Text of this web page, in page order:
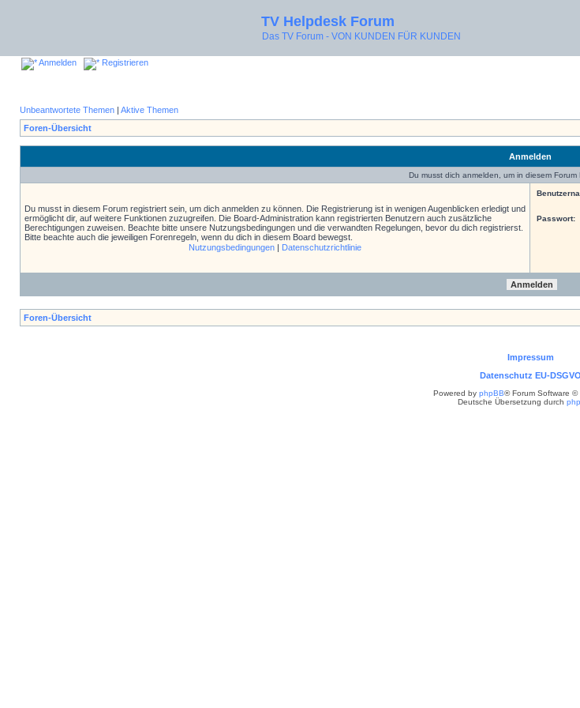
TV Helpdesk Forum
Das TV Forum - VON KUNDEN FÜR KUNDEN
Anmelden Registrieren
Unbeantwortete Themen | Aktive Themen
Foren-Übersicht
Anmelden
Du musst dich anmelden, um in diesem Forum
Du musst in diesem Forum registriert sein, um dich anmelden zu können. Die Registrierung ist in wenigen Augenblicken erledigt und
ermöglicht dir, auf weitere Funktionen zuzugreifen. Die Board-Administration kann registrierten Benutzern auch zusätzliche
Berechtigungen zuweisen. Beachte bitte unsere Nutzungsbedingungen und die verwandten Regelungen, bevor du dich registrierst.
Bitte beachte auch die jeweiligen Forenregeln, wenn du dich in diesem Board bewegst.
Nutzungsbedingungen | Datenschutzrichtlinie
Passwort:
Foren-Übersicht
Impressum
Datenschutz EU-DSGVO
Powered by phpBB® Forum Software ©
Deutsche Übersetzung durch